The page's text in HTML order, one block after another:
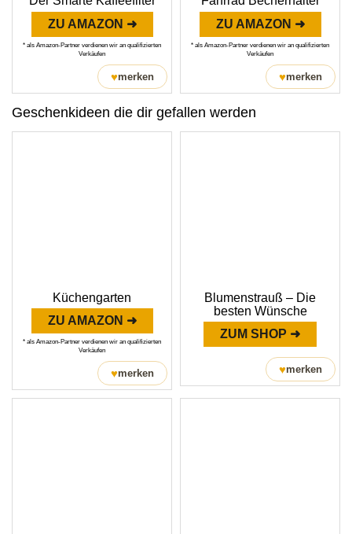
ZU AMAZON ➜
* als Amazon-Partner verdienen wir an qualifizierten
Verkäufen
♥merken
ZU AMAZON ➜
* als Amazon-Partner verdienen wir an qualifizierten
Verkäufen
♥merken
Geschenkideen die dir gefallen werden
Küchengarten
ZU AMAZON ➜
* als Amazon-Partner verdienen wir an qualifizierten
Verkäufen
♥merken
Blumenstrauß – Die
besten Wünsche
ZUM SHOP ➜
♥merken